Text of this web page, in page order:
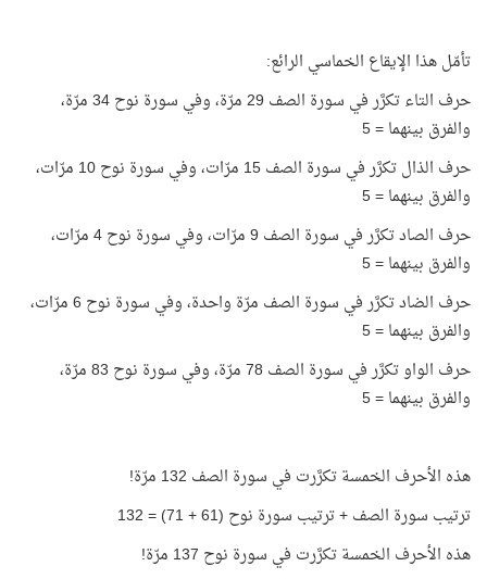
تأمّل هذا الإيقاع الخماسي الرائع:
حرف التاء تكرَّر في سورة الصف 29 مرّة، وفي سورة نوح 34 مرّة،
والفرق بينهما = 5
حرف الذال تكرَّر في سورة الصف 15 مرّات، وفي سورة نوح 10 مرّات،
والفرق بينهما = 5
حرف الصاد تكرَّر في سورة الصف 9 مرّات، وفي سورة نوح 4 مرّات،
والفرق بينهما = 5
حرف الضاد تكرَّر في سورة الصف مرّة واحدة، وفي سورة نوح 6 مرّات،
والفرق بينهما = 5
حرف الواو تكرَّر في سورة الصف 78 مرّة، وفي سورة نوح 83 مرّة،
والفرق بينهما = 5
هذه الأحرف الخمسة تكرَّرت في سورة الصف 132 مرّة!
ترتيب سورة الصف + ترتيب سورة نوح (61 + 71) = 132
هذه الأحرف الخمسة تكرَّرت في سورة نوح 137 مرّة!